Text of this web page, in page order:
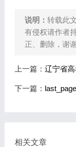
说明： 转载此
有侵权请作者
正、删除，谢
上一篇： 辽宁省
下一篇： last_page
相关文章